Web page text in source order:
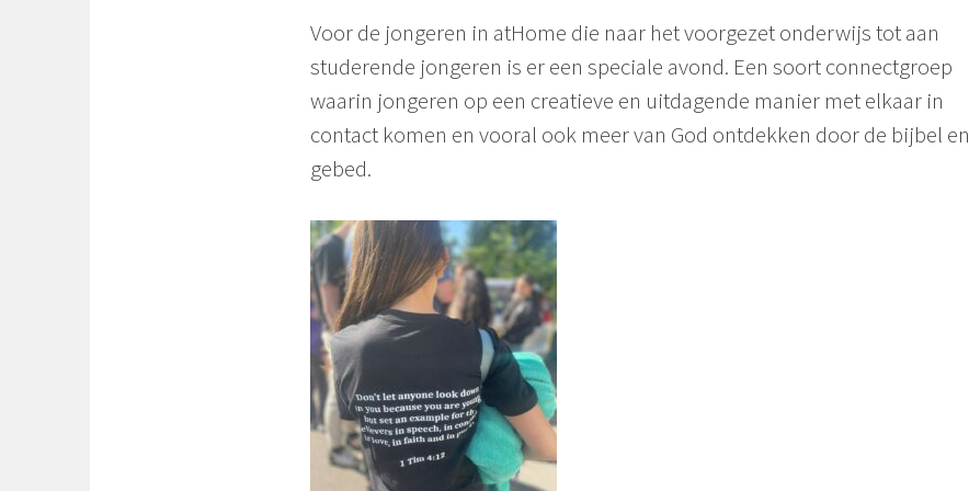
Voor de jongeren in atHome die naar het voorgezet onderwijs tot aan
studerende jongeren is er een speciale avond. Een soort connectgroep
waarin jongeren op een creatieve en uitdagende manier met elkaar in
contact komen en vooral ook meer van God ontdekken door de bijbel en
gebed.